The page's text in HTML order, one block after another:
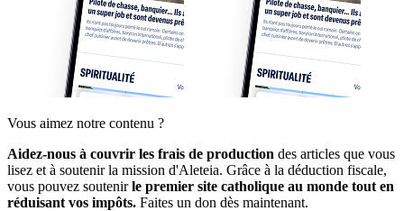
Vous aimez notre contenu ?
Aidez-nous à couvrir les frais de production des articles que vous
lisez et à soutenir la mission d'Aleteia. Grâce à la déduction fiscale,
vous pouvez soutenirle premier site catholique au monde tout en
réduisant vos impôts. Faites un don dès maintenant.